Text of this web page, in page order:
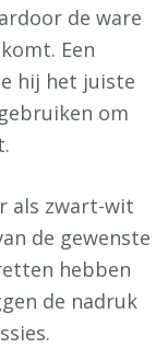
de ware
Een
hij het juiste
om
als zwart-wit
de gewenste
hebben
de nadruk